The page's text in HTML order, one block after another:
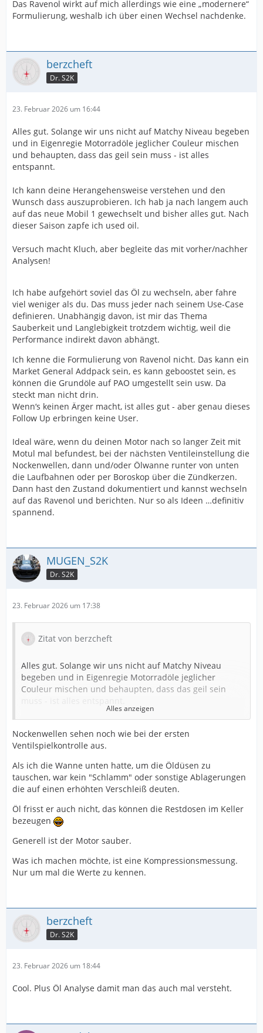
Hinzu kommen Additiv-Effekte.
und wie es sich im Ganzen verhält.
Full SAPS kling toll, aber was ist mit Ablagerungen und
Sauberkeit über Laufzeit ? Ein Aspekt bei Motorenölen,
etwas weniger im Fokus, da wir unsere Öle häufiger
Ich glaube vieles ist eine Wiederholung meiner
Ausführungen von früher in diesem Thread, daher lass
Probiert es aus, und macht Analysen, befundet euren
Motor und dann kann man Sternchen vergeben. Alles
andere ist viel Esoterik und statistisch irrelevant.
Das Ravenol wirkt auf mich allerdings wie eine „modernere“
Formulierung, weshalb ich über einen Wechsel nachdenke.
berzcheft
Dr. S2K
23. Februar 2026 um 16:44
Alles gut. Solange wir uns nicht auf Matchy Niveau begeben
und in Eigenregie Motorradöle jeglicher Couleur mischen
und behaupten, dass das geil sein muss - ist alles
entspannt.
Ich kann deine Herangehensweise verstehen und den
Wunsch dass auszuprobieren. Ich hab ja nach langem auch
auf das neue Mobil 1 gewechselt und bisher alles gut. Nach
dieser Saison zapfe ich used oil.
Versuch macht Kluch, aber begleite das mit vorher/nachher
Analysen!
Ich habe aufgehört soviel das Öl zu wechseln, aber fahre
viel weniger als du. Das muss jeder nach seinem Use-Case
definieren. Unabhängig davon, ist mir das Thema
Sauberkeit und Langlebigkeit trotzdem wichtig, weil die
Performance indirekt davon abhängt.
Ich kenne die Formulierung von Ravenol nicht. Das kann ein
Market General Addpack sein, es kann geboostet sein, es
können die Grundöle auf PAO umgestellt sein usw. Da
steckt man nicht drin.
Wenn‘s keinen Ärger macht, ist alles gut - aber genau dieses
Follow Up erbringen keine User.
Ideal wäre, wenn du deinen Motor nach so langer Zeit mit
Motul mal befundest, bei der nächsten Ventileinstellung die
Nockenwellen, dann und/oder Ölwanne runter von unten
die Laufbahnen oder per Boroskop über die Zündkerzen.
Dann hast den Zustand dokumentiert und kannst wechseln
auf das Ravenol und berichten. Nur so als Ideen …definitiv
spannend.
MUGEN_S2K
Dr. S2K
23. Februar 2026 um 17:38
Zitat von berzcheft
Alles gut. Solange wir uns nicht auf Matchy Niveau
begeben und in Eigenregie Motorradöle jeglicher
Couleur mischen und behaupten, dass das geil sein
Wunsch dass auszuprobieren. Ich hab ja nach langem
auch auf das neue Mobil 1 gewechselt und bisher alles
gut. Nach dieser Saison zapfe ich used oil.
Versuch macht Kluch, aber begleite das mit
vorher/nachher Analysen!
Ich habe aufgehört soviel das Öl zu wechseln, aber
fahre viel weniger als du. Das muss jeder nach seinem
Use-Case definieren. Unabhängig davon, ist mir das
Thema Sauberkeit und Langlebigkeit trotzdem wichtig,
Ich kenne die Formulierung von Ravenol nicht. Das kann
ein Market General Addpack sein, es kann geboostet
sein, es können die Grundöle auf PAO umgestellt sein
Wenn‘s keinen Ärger macht, ist alles gut - aber genau
dieses Follow Up erbringen keine User.
mit Motul mal befundest, bei der nächsten
Ventileinstellung die Nockenwellen, dann und/oder
Ölwanne runter von unten die Laufbahnen oder per
Boroskop über die Zündkerzen. Dann hast den Zustand
berichten. Nur so als Ideen …definitiv spannend.
Alles anzeigen
Nockenwellen sehen noch wie bei der ersten
Ventilspielkontrolle aus.
Als ich die Wanne unten hatte, um die Öldüsen zu
tauschen, war kein "Schlamm" oder sonstige Ablagerungen
die auf einen erhöhten Verschleiß deuten.
Öl frisst er auch nicht, das können die Restdosen im Keller
bezeugen
Generell ist der Motor sauber.
Was ich machen möchte, ist eine Kompressionsmessung.
Nur um mal die Werte zu kennen.
berzcheft
Dr. S2K
23. Februar 2026 um 18:44
Cool. Plus Öl Analyse damit man das auch mal versteht.